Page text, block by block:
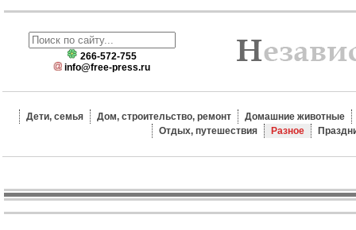
266-572-755
info@free-press.ru
Дети, семья Дом, строительство, ремонт
Домашние животные
Отдых, путешествия
Разное